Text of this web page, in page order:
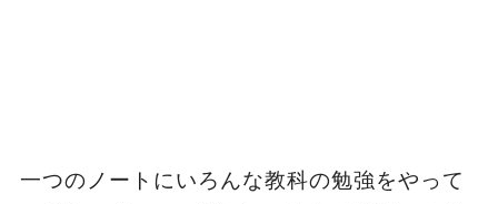
一つのノートにいろんな教科の勉強をやって